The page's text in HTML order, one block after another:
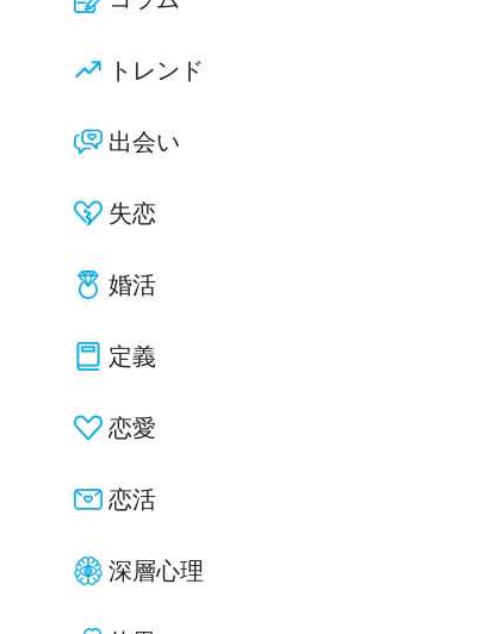
トレンド
出会い
失恋
婚活
定義
恋愛
恋活
深層心理